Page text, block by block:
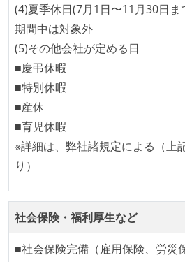
(4)夏季休日(7月1日〜11月30日
期間中は対象外
(5)その他会社が定める日
■慶弔休暇
■特別休暇
■産休
■育児休暇
※詳細は、弊社諸規定による（上
り）
社会保険・福利厚生など
■社会保険完備（雇用保険、労災